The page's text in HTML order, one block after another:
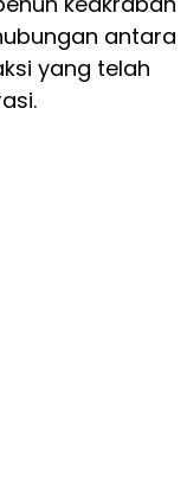
antara
yang telah